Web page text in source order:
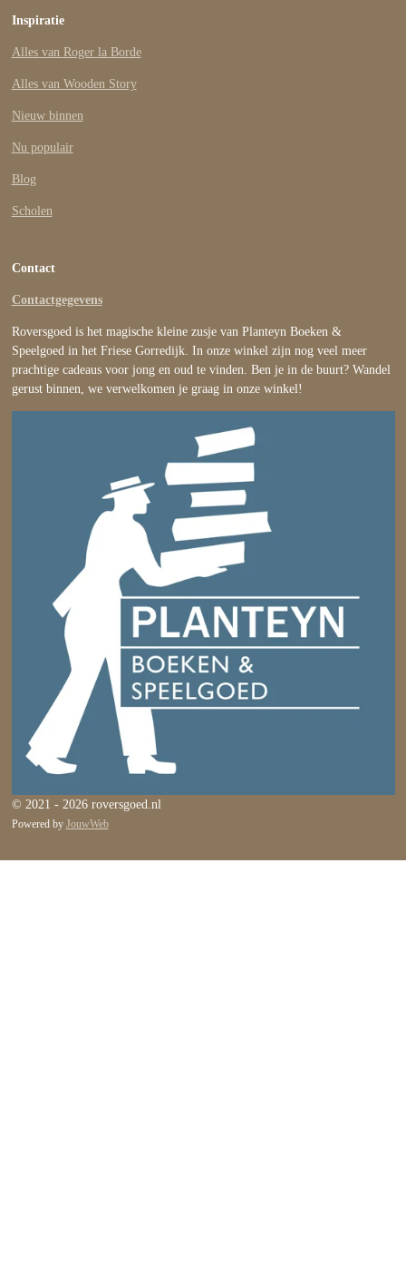
Inspiratie
Alles van Roger la Borde
Alles van Wooden Story
Nieuw binnen
Nu populair
Blog
Scholen
Contact
Contactgegevens
Roversgoed is het magische kleine zusje van Planteyn Boeken &
Speelgoed in het Friese Gorredijk. In onze winkel zijn nog veel meer
prachtige cadeaus voor jong en oud te vinden. Ben je in de buurt? Wandel
gerust binnen, we verwelkomen je graag in onze winkel!
© 2021 - 2026 roversgoed.nl
Powered by JouwWeb